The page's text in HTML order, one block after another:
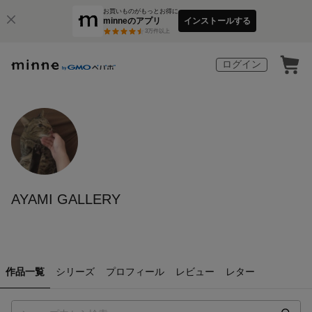
お買いものがもっとお得に
minneのアプリ
3万件以上
インストールする
ログイン
AYAMI GALLERY
作品一覧 シリーズ プロフィール レビュー レター